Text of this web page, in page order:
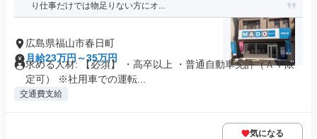
り仕事だけでは物足りない方にオ...
広島県福山市春日町
月給23万円～35万円
求める人材: 【必須】 ・高卒以上 ・普通自動車免許（ＡＴ限
定可） ※社用車での運転...
交通費支給
気になる